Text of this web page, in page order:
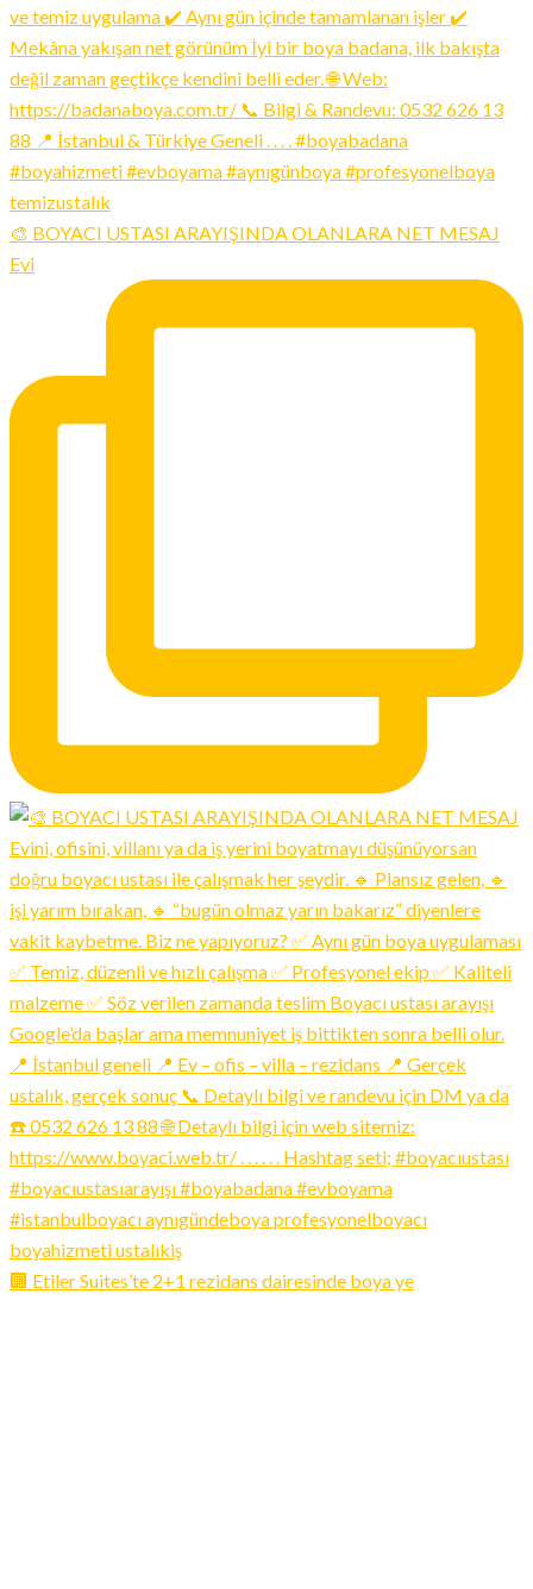
🎨 BOYACI USTASI ARAYIŞINDA OLANLARA NET MESAJ
Evi
🏢 Etiler Suites’te 2+1 rezidans dairesinde boya ye